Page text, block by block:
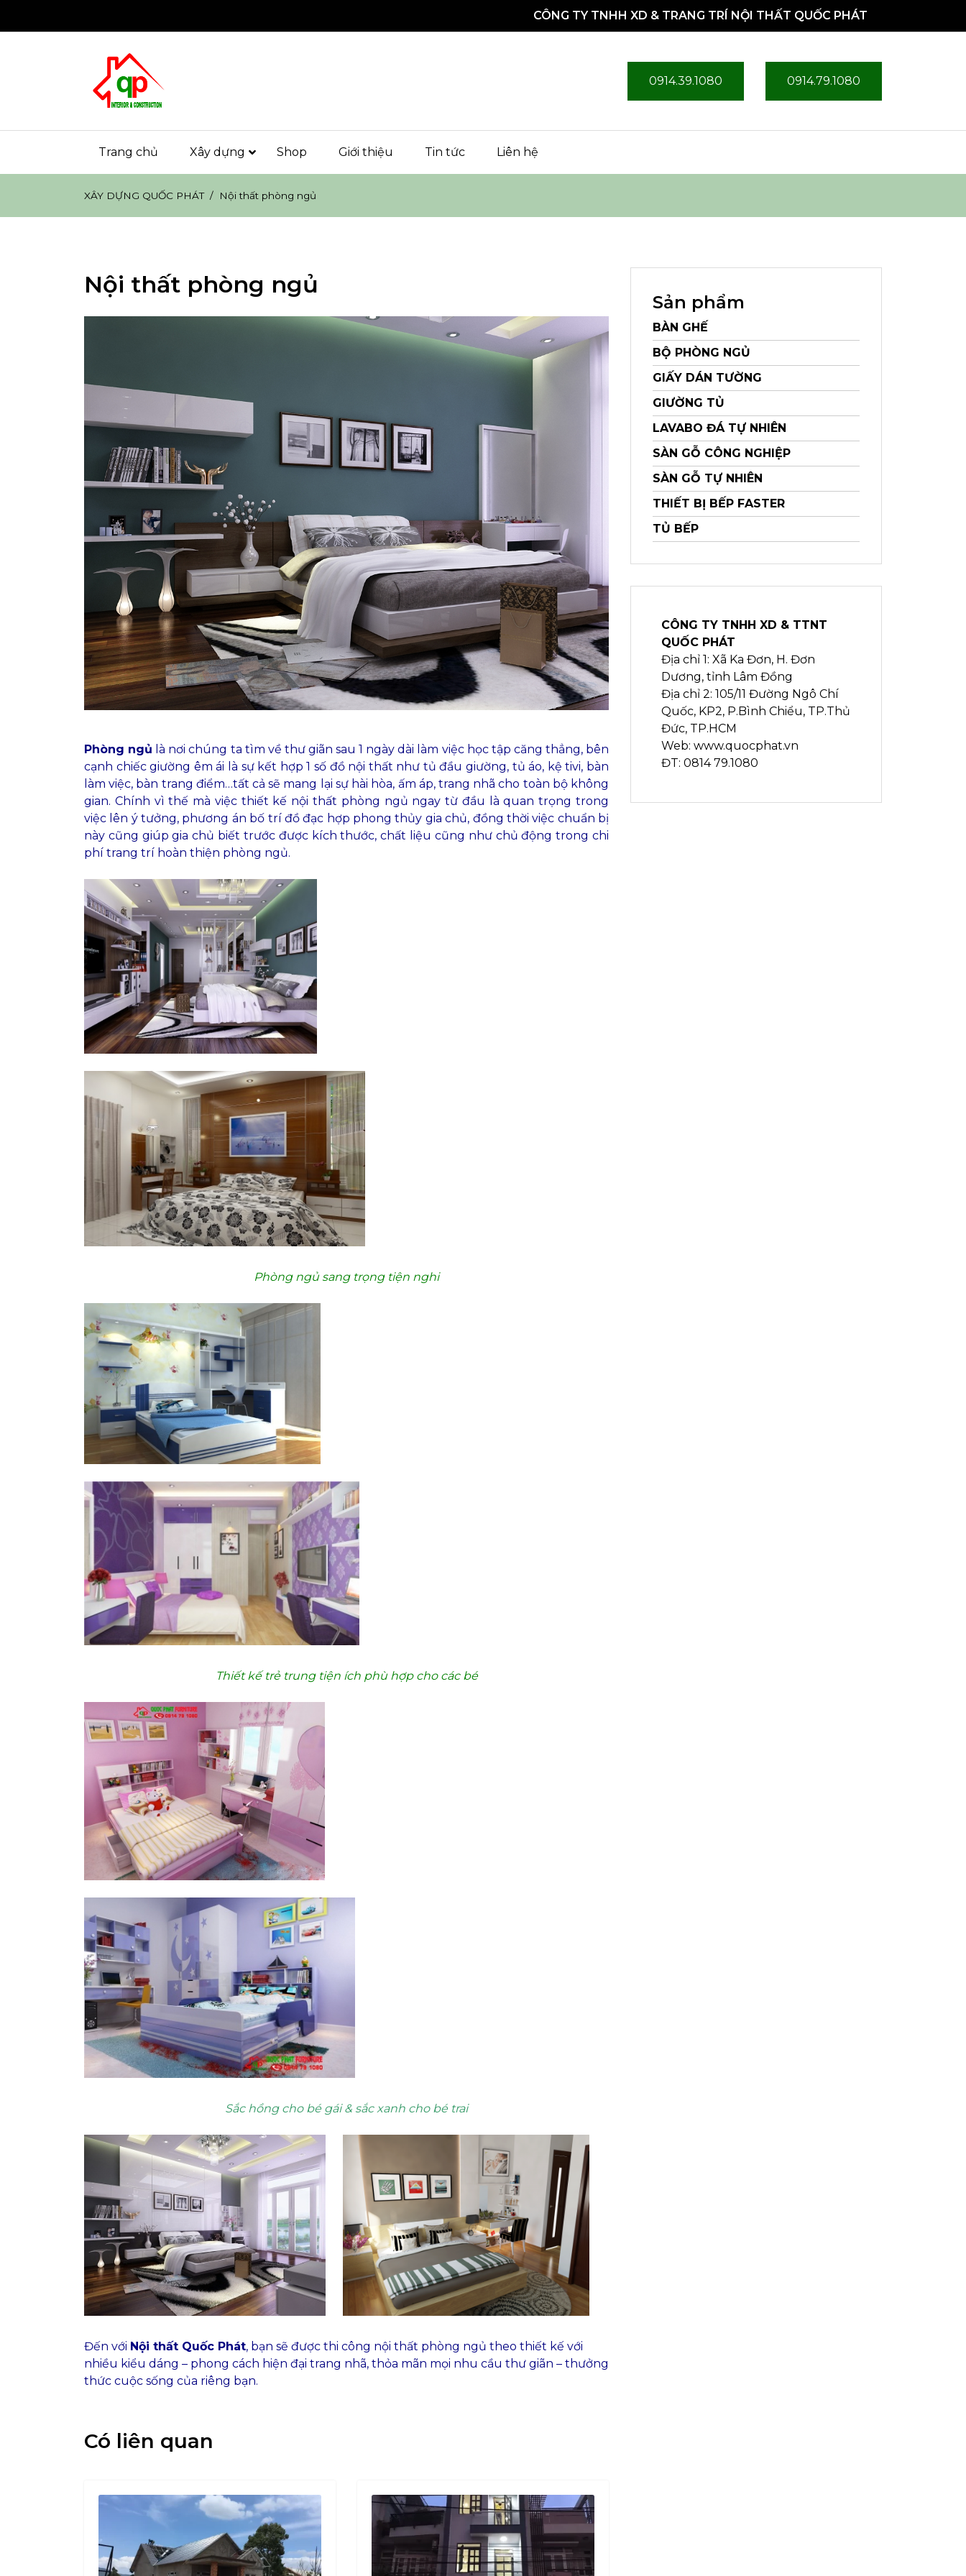
CÔNG TY TNHH XD & TRANG TRÍ NỘI THẤT QUỐC PHÁT
XÂY DỰNG QUỐC PHÁT
0914.39.1080 0914.79.1080
Trang chủ Xây dựng Shop Giới thiệu Tin tức Liên hệ
XÂY DỰNG QUỐC PHÁT Nội thất phòng ngủ
Nội thất phòng ngủ
Phòng ngủ là nơi chúng ta tìm về thư giãn sau 1 ngày dài làm việc học tập căng thẳng, bên
cạnh chiếc giường êm ái là sự kết hợp 1 số đồ nội thất như tủ đầu giường, tủ áo, kệ tivi, bàn
làm việc, bàn trang điểm…tất cả sẽ mang lại sự hài hòa, ấm áp, trang nhã cho toàn bộ không
gian. Chính vì thế mà việc thiết kế nội thất phòng ngủ ngay từ đầu là quan trọng trong
việc lên ý tưởng, phương án bố trí đồ đạc hợp phong thủy gia chủ, đồng thời việc chuẩn bị
này cũng giúp gia chủ biết trước được kích thước, chất liệu cũng như chủ động trong chi
phí trang trí hoàn thiện phòng ngủ.
Phòng ngủ sang trọng tiện nghi
Thiết kế trẻ trung tiện ích phù hợp cho các bé
Sắc hồng cho bé gái & sắc xanh cho bé trai
Đến với Nội thất Quốc Phát, bạn sẽ được thi công nội thất phòng ngủ theo thiết kế với
nhiều kiểu dáng – phong cách hiện đại trang nhã, thỏa mãn mọi nhu cầu thư giãn – thưởng
thức cuộc sống của riêng bạn.
Có liên quan
Sản phẩm
BÀN GHẾ
BỘ PHÒNG NGỦ
GIẤY DÁN TƯỜNG
GIƯỜNG TỦ
LAVABO ĐÁ TỰ NHIÊN
SÀN GỖ CÔNG NGHIỆP
SÀN GỖ TỰ NHIÊN
THIẾT BỊ BẾP FASTER
TỦ BẾP
CÔNG TY TNHH XD & TTNT
QUỐC PHÁT
Địa chỉ 1: Xã Ka Đơn, H. Đơn
Dương, tỉnh Lâm Đồng
Địa chỉ 2: 105/11 Đường Ngô Chí
Quốc, KP2, P.Bình Chiểu, TP.Thủ
Đức, TP.HCM
Web: www.quocphat.vn
ĐT: 0814 79.1080